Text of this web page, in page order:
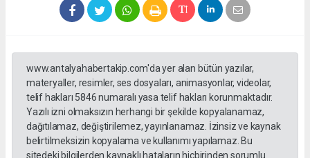
www.antalyahabertakip.com'da yer alan bütün yazılar,
materyaller, resimler, ses dosyaları, animasyonlar, videolar,
telif hakları 5846 numaralı yasa telif hakları korunmaktadır.
Yazılı izni olmaksızın herhangi bir şekilde kopyalanamaz,
dağıtılamaz, değiştirilemez, yayınlanamaz. İzinsiz ve kaynak
belirtilmeksizin kopyalama ve kullanımı yapılamaz. Bu
sitedeki bilgilerden kaynaklı hataların hiçbirinden sorumlu